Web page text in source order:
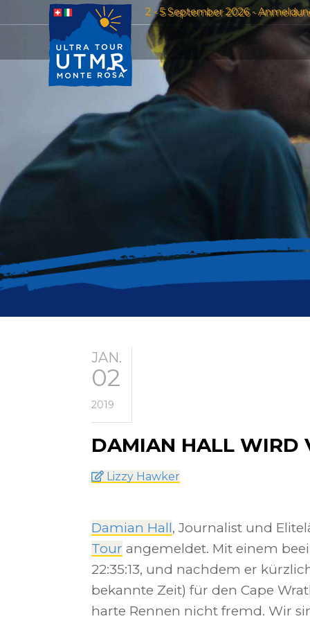
2 - 5 September 2026 -
JAN.
02
2019
DAMIAN HALL WIRD
Lizzy Hawker
Damian Hall, Journalist und
Tour angemeldet. Mit einem
22:35:13, und nachdem er
bekannte Zeit) für den Cape
harte Rennen nicht fremd. Wir